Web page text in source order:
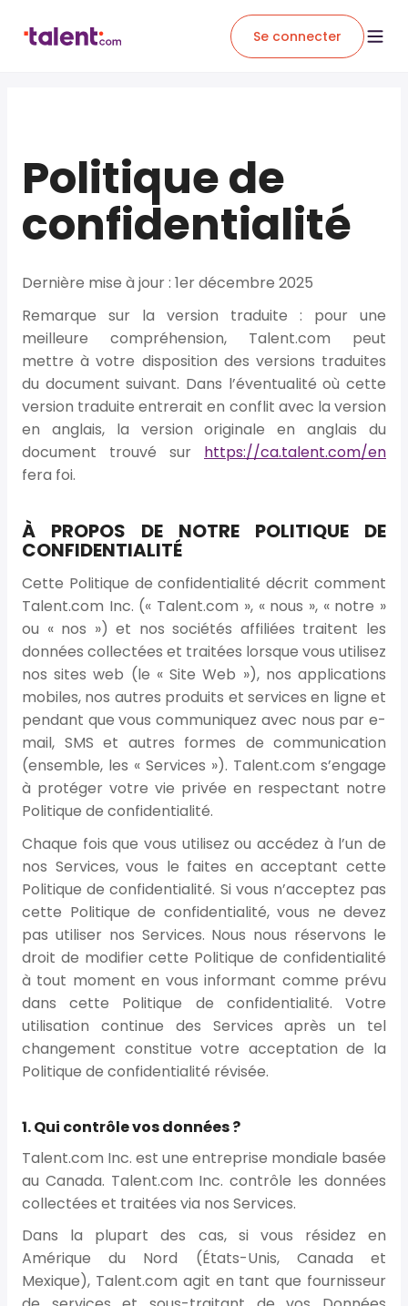
Se connecter
Politique de
confidentialité
Dernière mise à jour : 1er décembre 2025
Remarque sur la version traduite : pour une
meilleure compréhension, Talent.com peut
mettre à votre disposition des versions traduites
du document suivant. Dans l’éventualité où cette
version traduite entrerait en conflit avec la version
en anglais, la version originale en anglais du
document trouvé sur https://ca.talent.com/en
fera foi.
À PROPOS DE NOTRE POLITIQUE DE
CONFIDENTIALITÉ
Cette Politique de confidentialité décrit comment
Talent.com Inc. (« Talent.com », « nous », « notre »
ou « nos ») et nos sociétés affiliées traitent les
données collectées et traitées lorsque vous utilisez
nos sites web (le « Site Web »), nos applications
mobiles, nos autres produits et services en ligne et
pendant que vous communiquez avec nous par e-
mail, SMS et autres formes de communication
(ensemble, les « Services »). Talent.com s’engage
à protéger votre vie privée en respectant notre
Politique de confidentialité.
Chaque fois que vous utilisez ou accédez à l’un de
nos Services, vous le faites en acceptant cette
Politique de confidentialité. Si vous n’acceptez pas
cette Politique de confidentialité, vous ne devez
pas utiliser nos Services. Nous nous réservons le
droit de modifier cette Politique de confidentialité
à tout moment en vous informant comme prévu
dans cette Politique de confidentialité. Votre
utilisation continue des Services après un tel
changement constitue votre acceptation de la
Politique de confidentialité révisée.
1. Qui contrôle vos données ?
Talent.com Inc. est une entreprise mondiale basée
au Canada. Talent.com Inc. contrôle les données
collectées et traitées via nos Services.
Dans la plupart des cas, si vous résidez en
Amérique du Nord (États-Unis, Canada et
Mexique), Talent.com agit en tant que fournisseur